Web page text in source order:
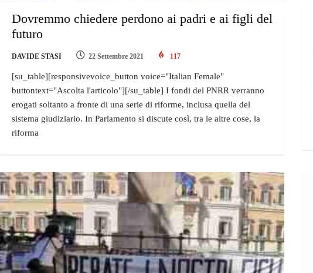
Dovremmo chiedere perdono ai padri e ai figli del
futuro
DAVIDE STASI 22 Settembre 2021 117
[su_table][responsivevoice_button voice="Italian Female"
buttontext="Ascolta l'articolo"][/su_table] I fondi del PNRR verranno
erogati soltanto a fronte di una serie di riforme, inclusa quella del
sistema giudiziario. In Parlamento si discute così, tra le altre cose, la
riforma